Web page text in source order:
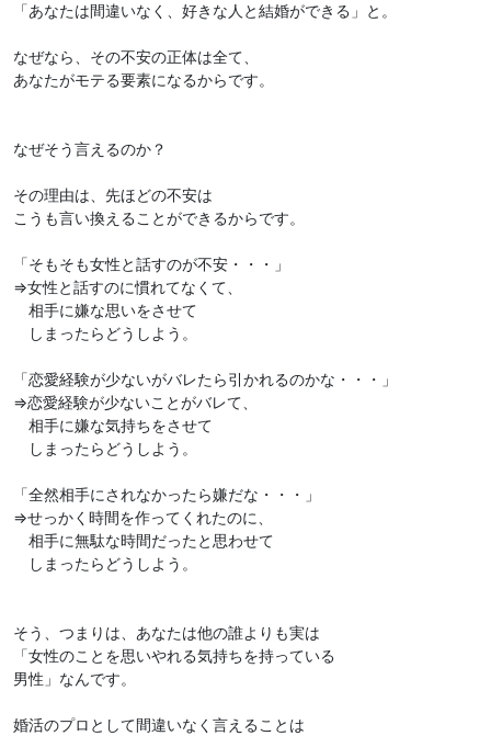
「あなたは間違いなく、好きな人と結婚ができる」と。
なぜなら、その不安の正体は全て、
あなたがモテる要素になるからです。
なぜそう言えるのか？
その理由は、先ほどの不安は
こうも言い換えることができるからです。
「そもそも女性と話すのが不安・・・」
⇒女性と話すのに慣れてなくて、
相手に嫌な思いをさせて
しまったらどうしよう。
「恋愛経験が少ないがバレたら引かれるのかな・・・」
⇒恋愛経験が少ないことがバレて、
相手に嫌な気持ちをさせて
しまったらどうしよう。
「全然相手にされなかったら嫌だな・・・」
⇒せっかく時間を作ってくれたのに、
相手に無駄な時間だったと思わせて
しまったらどうしよう。
そう、つまりは、あなたは他の誰よりも実は
「女性のことを思いやれる気持ちを持っている
男性」なんです。
婚活のプロとして間違いなく言えることは